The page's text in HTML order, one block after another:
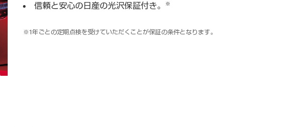
信頼と安心の日産の光沢保証付き。
※
1年ごとの定期点検を受けていただくことが保証の条件となります。